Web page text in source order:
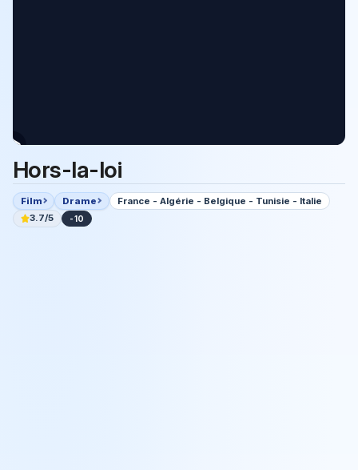
Hors-la-loi
Film Drame
France - Algérie - Belgique - Tunisie - Italie
3.7/5
-10